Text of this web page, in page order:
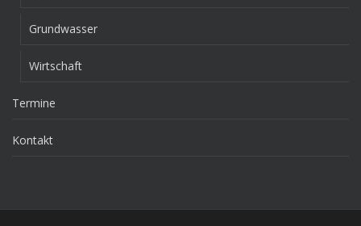
Grundwasser
Wirtschaft
Termine
Kontakt